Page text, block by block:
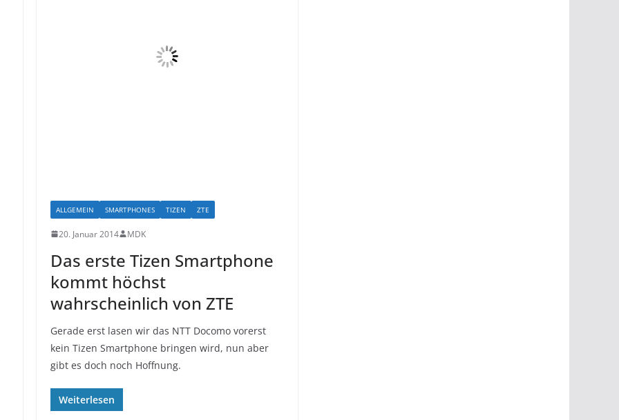
ALLGEMEIN SMARTPHONES TIZEN ZTE
20. Januar 2014 MDK
Das erste Tizen Smartphone
kommt höchst
wahrscheinlich von ZTE
Gerade erst lasen wir das NTT Docomo vorerst
kein Tizen Smartphone bringen wird, nun aber
gibt es doch noch Hoffnung.
Weiterlesen